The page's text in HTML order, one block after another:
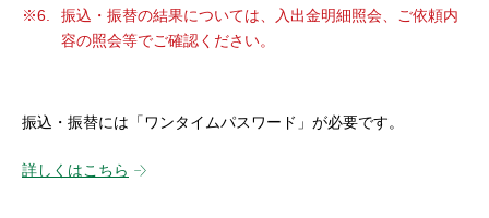
振込・振替の結果については、入出金明細照会、ご依頼内
容の照会等でご確認ください。
振込・振替には「ワンタイムパスワード」が必要です。
詳しくはこちら